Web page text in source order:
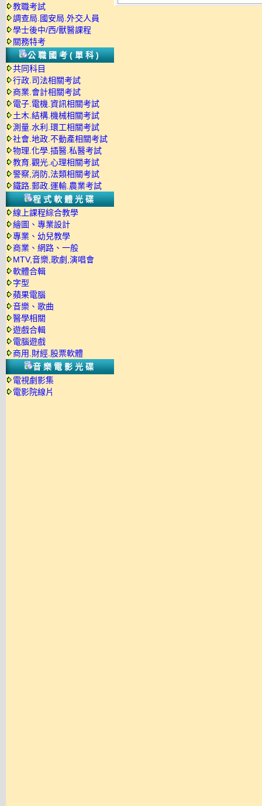
教職考試
調查局.國安局.外交人員
學士後中/西/獸醫課程
關務特考
公職國考(單科)
共同科目
行政.司法相關考試
商業.會計相關考試
電子.電機.資訊相關考試
土木.結構.機械相關考試
測量.水利.環工相關考試
社會.地政.不動產相關考試
物理.化學.插醫.私醫考試
教育.觀光.心理相關考試
警察,消防,法類相關考試
鐵路.郵政.運輸.農業考試
程式軟體光碟
線上課程綜合教學
繪圖、專業設計
專業、幼兒教學
商業、網路、一般
MTV,音樂,歌劇,演唱會
軟體合輯
字型
蘋果電腦
音樂、歌曲
醫學相關
遊戲合輯
電腦遊戲
商用.財經.股票軟體
音樂電影光碟
電視劇影集
電影院線片